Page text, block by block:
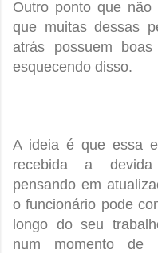
Outro ponto que
que muitas dessas
atrás possuem
esquecendo disso.
A ideia é que essa
recebida a
pensando em
o funcionário pode
longo do seu
num momento de